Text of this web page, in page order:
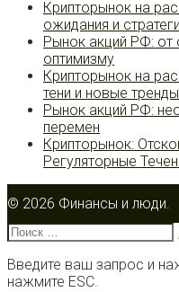
Крипторынок на
ожидания и
Рынок акций РФ:
оптимизму
Крипторынок на
тени и новые тренды
Рынок акций РФ:
перемен
Крипторынок:
Регуляторные
© 2026 Финансы и люди.
Поиск:
Введите ваш запрос и
нажмите ESC.